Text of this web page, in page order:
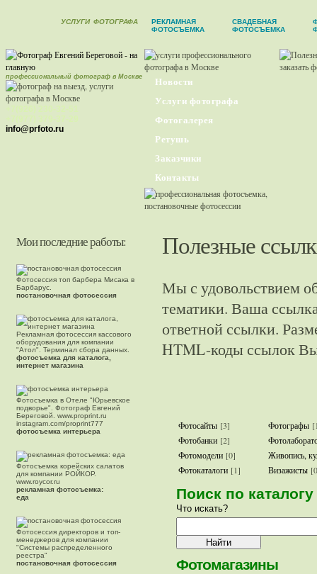
УСЛУГИ ФОТОГРАФА
РЕКЛАМНАЯ
ФОТОСЪЕМКА
СВАДЕБНАЯ
ФОТОСЪЕМКА
профессиональный фотограф в Москве
info@prfoto.ru
Новости
Услуги фотографа
Фотогалерея
Ретушь
Заказчики
Контакты
Мои последние работы:
Фотосессия топ барбера Мисака в
Барбарус.
постановочная фотосессия
Рекламная фотосессия кассового
оборудования для компании
"Атол". Терминал сбора данных.
фотосъемка для каталога,
интернет магазина
Фотосъемка в Отеле "Юрьевское
подворье". Фотограф Евгений
Береговой. www.proprint.ru
instagram.com/proprint777
фотосъемка интерьера
Фотосъемка корейских салатов
для компании РОЙКОР.
www.roycor.ru
рекламная фотосъемка:
еда
Фотосессия директоров и топ-
менеджеров для компании
"Системы распределенного
реестра"
постановочная фотосессия
Полезные
Мы с удовольствием
тематики. Ваша
ответной ссылки.
HTML-коды ссылок Вы
Фотосайты [3] Фотографы
Фотобанки [2]
Фотомодели [0]
Живопись,
Фотокаталоги [1] Визажисты
Поиск по каталогу
Что искать?
Фотомагазины